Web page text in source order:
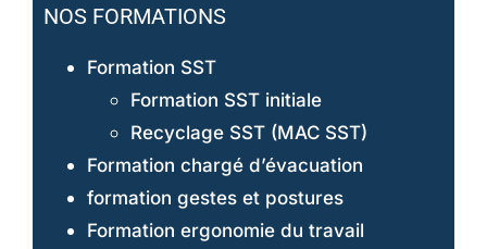
NOS FORMATIONS
Formation SST
Formation SST initiale
Recyclage SST (MAC SST)
Formation chargé d’évacuation
formation gestes et postures
Formation ergonomie du travail